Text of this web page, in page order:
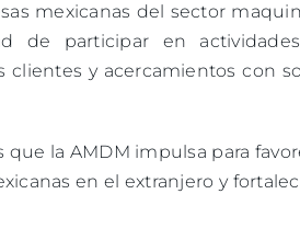
mexicanas del sector
de participar en
y acercamientos con
la AMDM impulsa para
en el extranjero y